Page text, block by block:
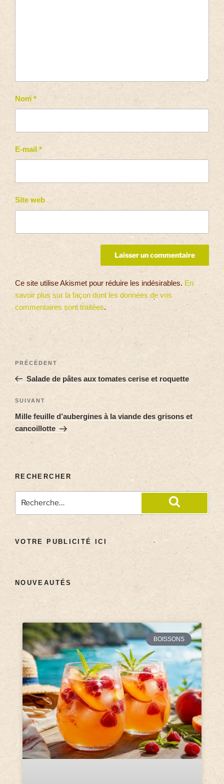
Nom *
E-mail *
Site web
Ce site utilise Akismet pour réduire les indésirables. En
savoir plus sur la façon dont les données de vos
commentaires sont traitées.
PRÉCÉDENT
Salade de pâtes aux tomates cerise et roquette
SUIVANT
Mille feuille d’aubergines à la viande des grisons et
cancoillotte
RECHERCHER
VOTRE PUBLICITÉ ICI
NOUVEAUTÉS
BOISSONS